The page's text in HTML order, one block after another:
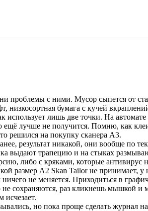
проблемы с ними. Мусор сыпется от
низкосортная бумага с кучей
использует лишь две точки. На
ещё лучше не получится. Помню, как
решился на покупку сканера А3.
результат никакой, они вообще по
выдают трапецию и на стыках
либо с кряками, которые антивирус
размер А2 Skan Tailor не принимает, у
не меняется. Приходиться в
сохраняются, раз кликнешь мышкой и
исчезает.
но пока проще сделать журнал